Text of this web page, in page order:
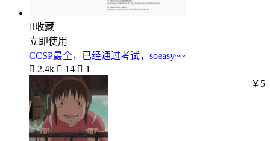
收藏
立即使用
CCSP最全，已经通过考试，soeasy~~
 2.4k  14  1
￥5